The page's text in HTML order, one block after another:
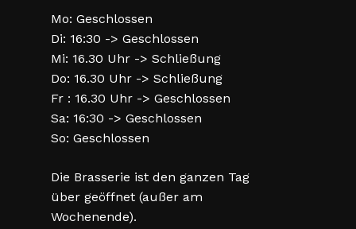
Mo: Geschlossen
Di: 16:30 -> Geschlossen
Mi: 16.30 Uhr -> Schließung
Do: 16.30 Uhr -> Schließung
Fr : 16.30 Uhr -> Geschlossen
Sa: 16:30 -> Geschlossen
So: Geschlossen
Die Brasserie ist den ganzen Tag
über geöffnet (außer am
Wochenende).